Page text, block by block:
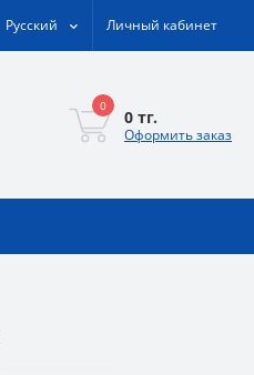
Русский Личный кабинет
0
0 тг.
Оформить заказ